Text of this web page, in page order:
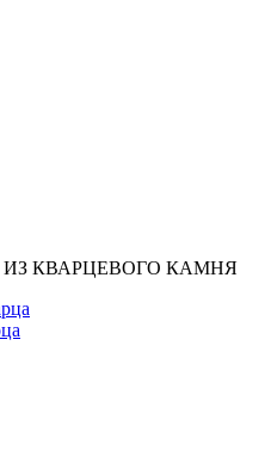
КВАРЦЕВОГО КАМНЯ